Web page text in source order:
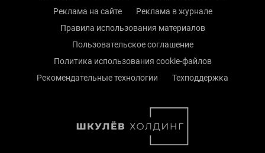
Реклама на сайте
Реклама в журнале
Правила использования материалов
Пользовательское соглашение
Политика использования cookie-файлов
Рекомендательные технологии
Техподдержка